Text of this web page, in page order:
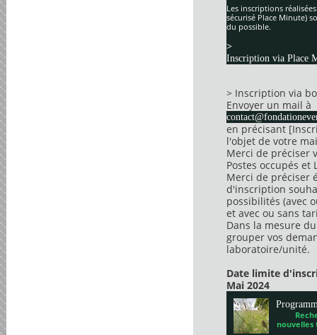
Les inscriptions
sécurisé Place Minute)
du possible.
>
Inscription via Place
> Inscription via
Envoyer un mail à
en précisant
l'objet de votre
Merci de préciser
Postes occupés et
Merci de préciser
d'inscription
possibilités (avec
et avec ou sans
Dans la mesure
grouper vos
laboratoire/unité.
Date limite
Mai 2024
nouvelles